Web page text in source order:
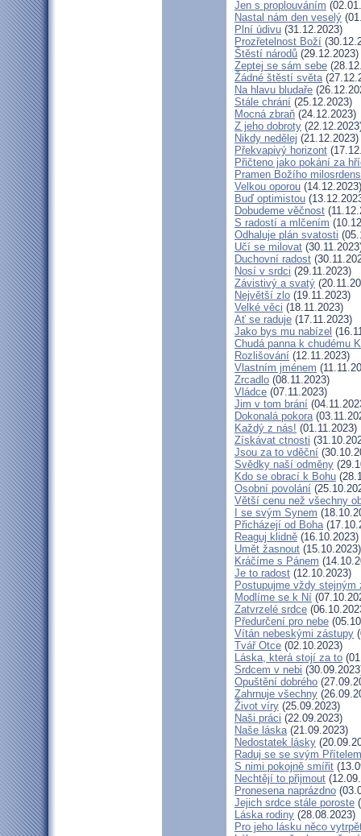
Jen s proplouváním
Nastal nám den veselý
Plní údivu (31.12.2023)
Prozřetelnost Boží
Štěstí národů (29.12.2023)
Zeptej se sám sebe
Žádné štěstí světa
Na hlavu bludaře
Stále chrání (25.12.2023)
Mocná zbraň (24.12.2023)
Z jeho dobroty
Nikdy nedělej (21.12.2023)
Překvapivý horizont
Přičteno jako pokání za
Pramen Božího
Velkou oporou (14.12.2023)
Buď optimistou
Dobudeme věčnost
S radostí a mlčením
Odhaluje plán svatosti
Učí se milovat
Duchovní radost
Nosí v srdci (29.11.2023)
Závistivý a svatý
Největší zlo (19.11.2023)
Velké věci (18.11.2023)
Ať se raduje (17.11.2023)
Jako bys mu nabízel
Chudá panna k chudému
Rozlišování (12.11.2023)
Vlastním jménem
Zrcadlo (08.11.2023)
Vládce (07.11.2023)
Jim v tom brání
Dokonalá pokora
Každý z nás! (01.11.2023)
Získávat ctnosti
Jsou za to vděční
Svědky naší odměny
Kdo se obrací k Bohu
Osobní povolání
Větší cenu než všechny
I se svým Synem
Přicházejí od Boha
Reaguj klidně (16.10.2023)
Umět žasnout (15.10.2023)
Kráčíme s Pánem
Je to radost (12.10.2023)
Postupujme vždy stejným
Modlíme se k Ní
Zatvrzelé srdce
Předurčení pro nebe
Vítán nebeskými zástupy
Tvář Otce (02.10.2023)
Láska, která stojí za to
Srdcem v nebi
Opuštění dobrého
Zahrnuje všechny
Život víry (25.09.2023)
Naši práci (22.09.2023)
Naše láska(21.09.2023)
Nedostatek lásky
Raduj se se svým Přítelem
S nimi pokojně smířit
Nechtějí to přijmout
Pronesena naprázdno
Jejich srdce stále poroste
Láska rodiny (28.08.2023)
Pro jeho lásku něco